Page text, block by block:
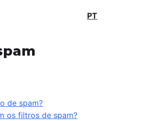
PT
de spam?
os filtros de spam?